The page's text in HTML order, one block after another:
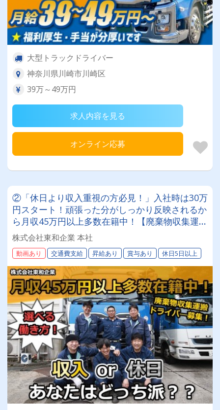
大型トラックドライバー
神奈川県川崎市川崎区
39万～49万円
求人内容を見る
オンライン応募
②「休日より収入重視の方必見！」入社時は30万
円スタート！頑張った分がしっかり反映されるか
ら月収45万円以上多数在籍中！【廃棄物収集運搬
ドライバー】
株式会社東和企業 本社
動画あり 交通費支給 昇給あり 賞与あり 休日5日以上